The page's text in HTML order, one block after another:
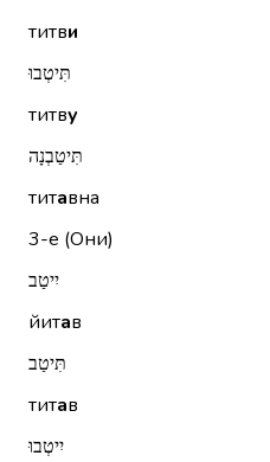
титви
תִּיטְבוּ
титву
תִּיטַבְנָה
титавна
3-е (Они)
יִיטַב
йитав
תִּיטַב
титав
יִיטְבוּ